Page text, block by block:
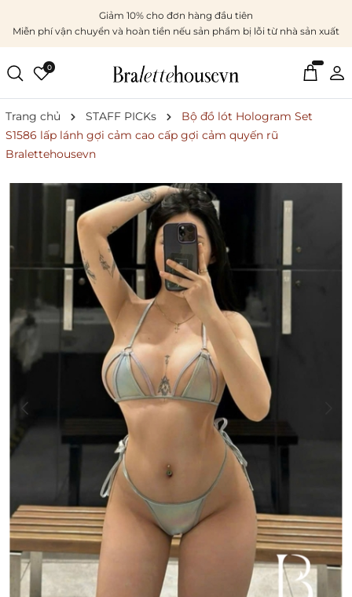
Giảm 10% cho đơn hàng đầu tiên
Miễn phí vận chuyển và hoàn tiền nếu sản phẩm bị lỗi từ nhà sản xuất
0
Trang chủ STAFF PICKs
Bộ đồ lót Hologram Set
S1586 lấp lánh gợi cảm cao cấp gợi cảm quyến rũ
Bralettehousevn